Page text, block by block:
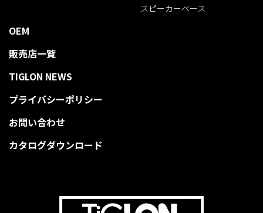
スピーカーベース
OEM
販売店一覧
TIGLON NEWS
プライバシーポリシー
お問い合わせ
カタログダウンロード